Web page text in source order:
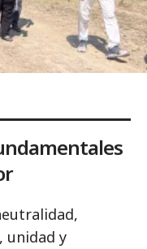
unidad y